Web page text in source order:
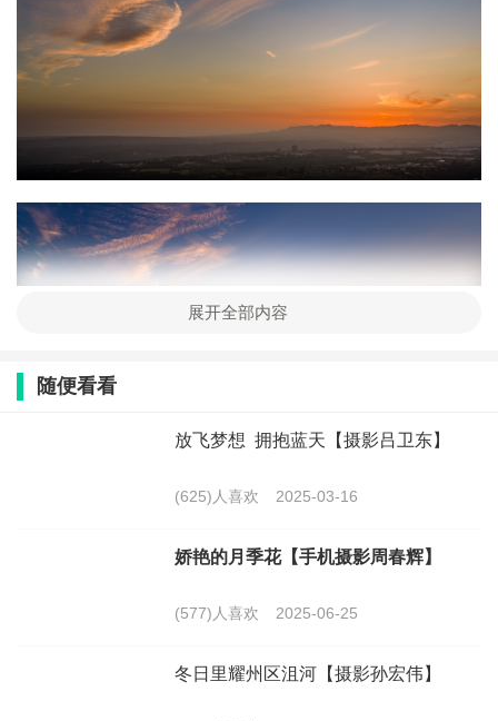
展开全部内容
随便看看
放飞梦想 拥抱蓝天【摄影吕卫东】
(625)人喜欢 2025-03-16
娇艳的月季花【手机摄影周春辉】
(577)人喜欢 2025-06-25
冬日里耀州区沮河【摄影孙宏伟】